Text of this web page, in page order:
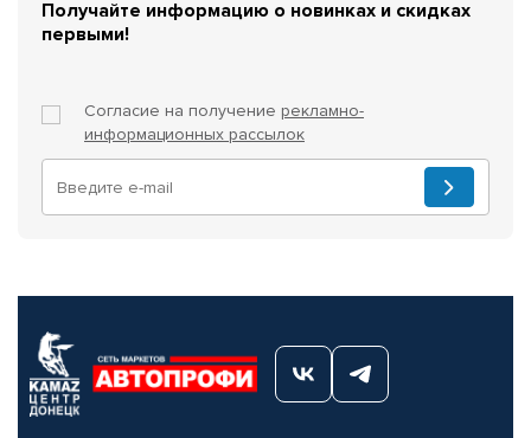
Получайте информацию о новинках и скидках
первыми!
Согласие на получение рекламно-
информационных рассылок